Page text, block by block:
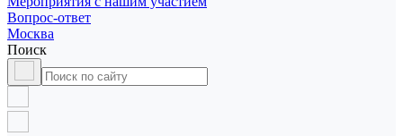
Вопрос-ответ
Москва
Поиск